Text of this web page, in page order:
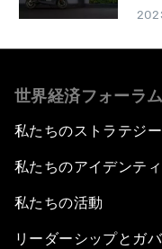
世界経済フォーラ
私たちのストラテジー
私たちのアイデンテ
私たちの活動
リーダーシップとガ